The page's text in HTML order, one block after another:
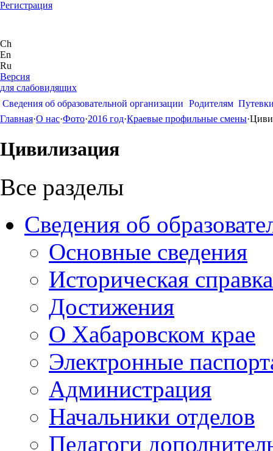
Регистрация
Ch
En
Ru
Версия
для слабовидящих
Сведения об образовательной организации Родителям
Главная·О нас·Фото·2016 год·Краевые профильные смены·
Цивилизация
Все разделы
Сведения об
Основные сведения
Историческая справка
Достижения
О Хабаровском крае
Электронные
Администрация
Начальники отделов
Педагоги